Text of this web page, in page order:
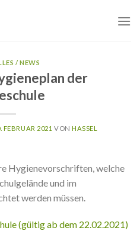
/ NEWS
der
FEBRUAR 2021 VONHASSEL
Hygienevorschriften, welche
und im
werden müssen.
(gültig ab dem 22.02.2021)